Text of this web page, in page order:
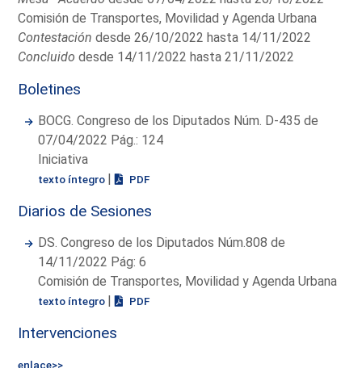
Comisión de Transportes, Movilidad y Agenda Urbana
Contestación desde 26/10/2022 hasta 14/11/2022
Concluido desde 14/11/2022 hasta 21/11/2022
Boletines
BOCG. Congreso de los Diputados Núm. D-435 de
07/04/2022 Pág.: 124
Iniciativa
texto íntegro | PDF
Diarios de Sesiones
DS. Congreso de los Diputados Núm.808 de
14/11/2022 Pág: 6
Comisión de Transportes, Movilidad y Agenda Urbana
texto íntegro | PDF
Intervenciones
enlace>>